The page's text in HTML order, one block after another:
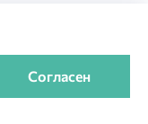
Согласен